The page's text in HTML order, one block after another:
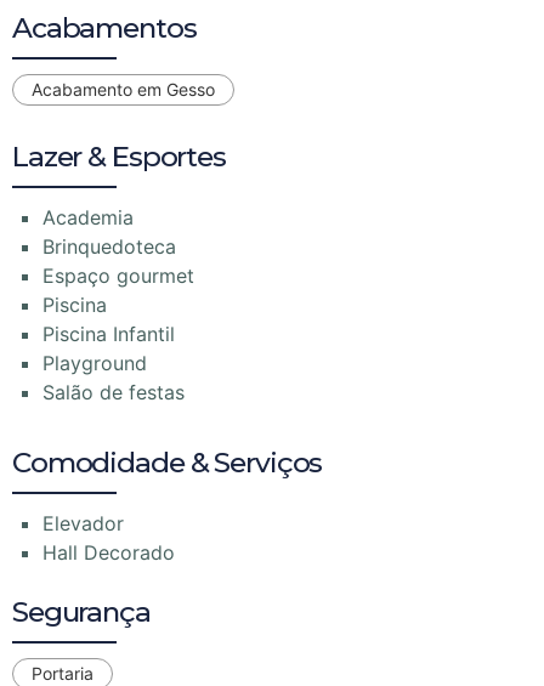
Acabamentos
Acabamento em Gesso
Lazer & Esportes
Academia
Brinquedoteca
Espaço gourmet
Piscina
Piscina Infantil
Playground
Salão de festas
Comodidade & Serviços
Elevador
Hall Decorado
Segurança
Portaria